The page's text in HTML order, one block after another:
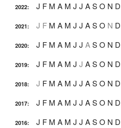
2022: J F M A M J J ASO N D
2021: J F M A M J J ASO N D
2020: J F M A M J J ASO N D
2019: J F M A M J J ASO N D
2018: J F M A M J J ASO N D
2017: J F M A M J J ASO N D
2016: J F M A M J J ASO N D